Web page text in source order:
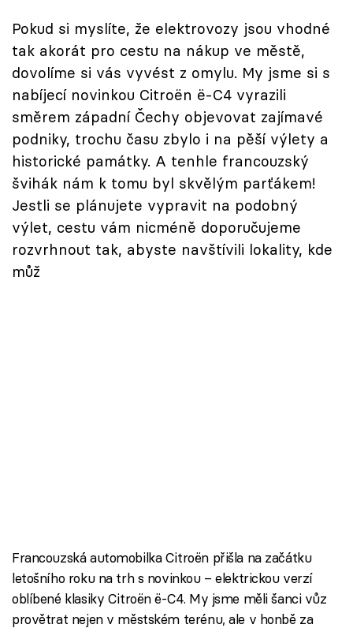
Těhotnej kuchař
Sledujte prima+
Přihlášení
Sledujte nás
Pokud si myslíte, že elektrovozy jsou vhodné
tak akorát pro cestu na nákup ve městě,
dovolíme si vás vyvést z omylu. My jsme si s
nabíjecí novinkou Citroën ë-C4 vyrazili
směrem západní Čechy objevovat zajímavé
podniky, trochu času zbylo i na pěší výlety a
historické památky. A tenhle francouzský
švihák nám k tomu byl skvělým parťákem!
Jestli se plánujete vypravit na podobný
výlet, cestu vám nicméně doporučujeme
rozvrhnout tak, abyste navštívili lokality, kde
můž
Francouzská automobilka Citroën přišla na začátku
letošního roku na trh s novinkou – elektrickou verzí
oblíbené klasiky Citroën ë-C4. My jsme měli šanci vůz
provětrat nejen v městském terénu, ale v honbě za